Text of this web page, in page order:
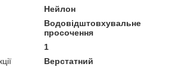
Нейлон
Водовідштовхувальне
просочення
1
Верстатний